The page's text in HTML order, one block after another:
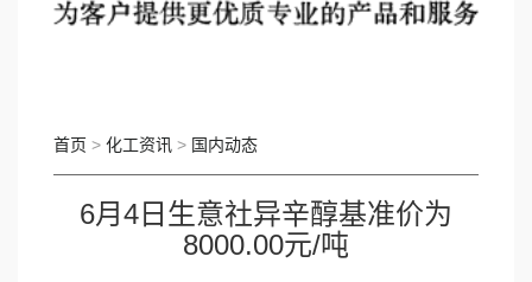
首页 > 化工资讯 > 国内动态
6月4日生意社异辛醇基准价为
8000.00元/吨